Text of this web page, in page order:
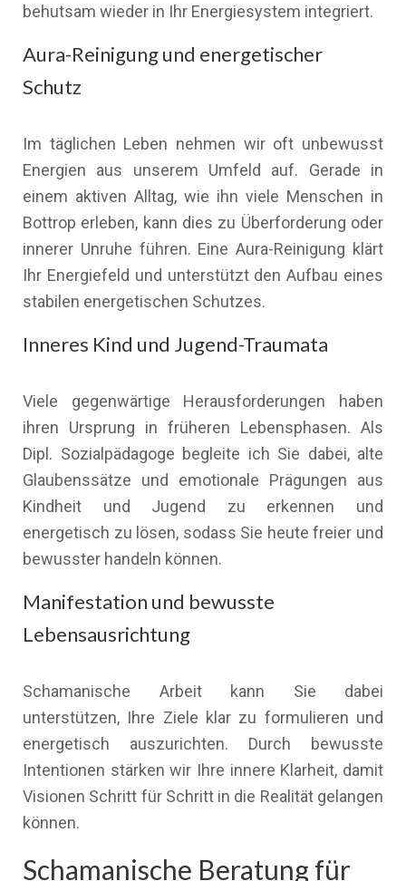
behutsam wieder in Ihr Energiesystem integriert.
Aura-Reinigung und energetischer
Schutz
Im täglichen Leben nehmen wir oft unbewusst
Energien aus unserem Umfeld auf. Gerade in
einem aktiven Alltag, wie ihn viele Menschen in
Bottrop erleben, kann dies zu Überforderung oder
innerer Unruhe führen. Eine Aura-Reinigung klärt
Ihr Energiefeld und unterstützt den Aufbau eines
stabilen energetischen Schutzes.
Inneres Kind und Jugend-Traumata
Viele gegenwärtige Herausforderungen haben
ihren Ursprung in früheren Lebensphasen. Als
Dipl. Sozialpädagoge begleite ich Sie dabei, alte
Glaubenssätze und emotionale Prägungen aus
Kindheit und Jugend zu erkennen und
energetisch zu lösen, sodass Sie heute freier und
bewusster handeln können.
Manifestation und bewusste
Lebensausrichtung
Schamanische Arbeit kann Sie dabei
unterstützen, Ihre Ziele klar zu formulieren und
energetisch auszurichten. Durch bewusste
Intentionen stärken wir Ihre innere Klarheit, damit
Visionen Schritt für Schritt in die Realität gelangen
können.
Schamanische Beratung für